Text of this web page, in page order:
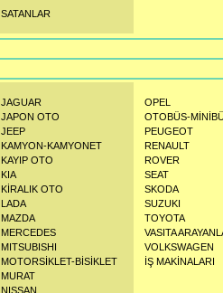
SATANLAR
JAGUAR
JAPON OTO
JEEP
KAMYON-KAMYONET
KAYIP OTO
KIA
KİRALIK OTO
LADA
MAZDA
MERCEDES
MITSUBISHI
MOTORSİKLET-BİSİKLET
MURAT
NISSAN
OPEL
OTOBÜS-
PEUGEOT
RENAULT
ROVER
SEAT
SKODA
SUZUKI
TOYOTA
VASITA
VOLKSWAGEN
İŞ MAKİNALARI